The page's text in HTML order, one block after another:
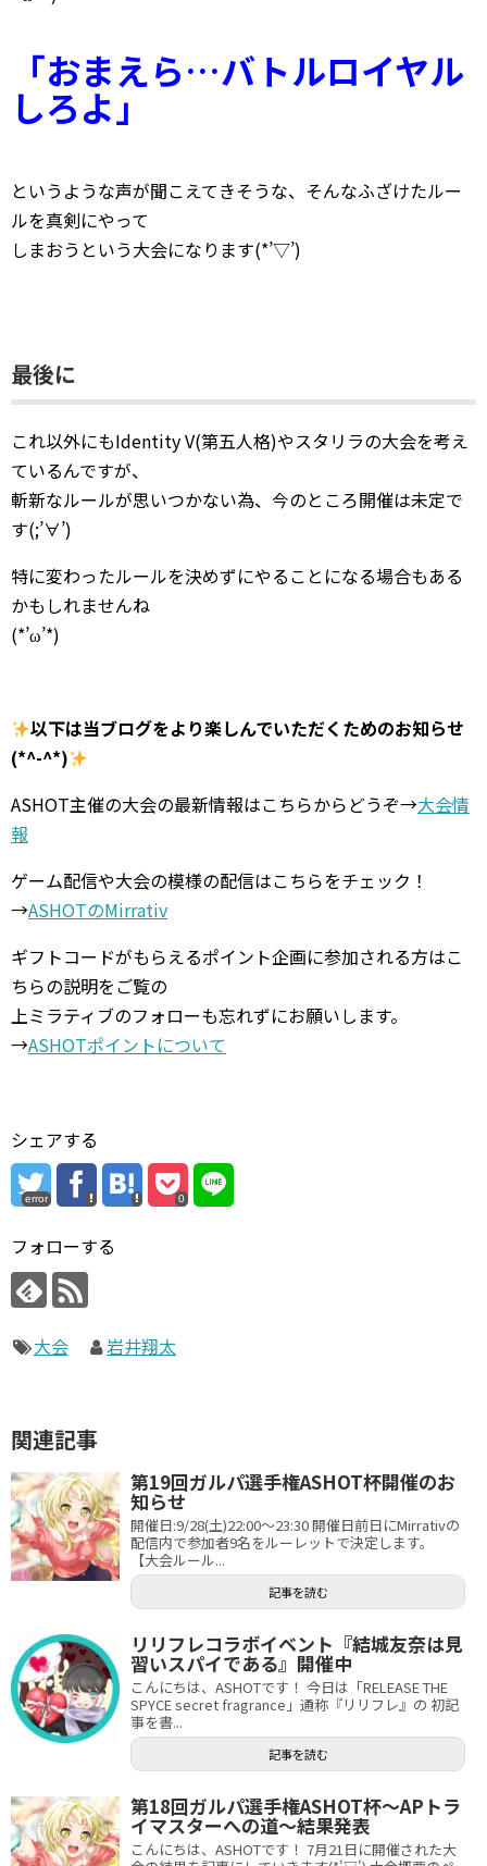
「おまえら…バトルロイヤル
しろよ」
というような声が聞こえてきそうな、そんなふざけたルー
ルを真剣にやって
しまおうという大会になります(*’▽’)
最後に
これ以外にもIdentity V(第五人格)やスタリラの大会を考え
ているんですが、
斬新なルールが思いつかない為、今のところ開催は未定で
す(;’∀’)
特に変わったルールを決めずにやることになる場合もある
かもしれませんね
(*’ω’*)
以下は当ブログをより楽しんでいただくためのお知らせ
(*^-^*)
ASHOT主催の大会の最新情報はこちらからどうぞ→大会情
報
ゲーム配信や大会の模様の配信はこちらをチェック！
→ASHOTのMirrativ
ギフトコードがもらえるポイント企画に参加される方はこ
ちらの説明をご覧の
上ミラティブのフォローも忘れずにお願いします。
→ASHOTポイントについて
シェアする
error 0
フォローする
大会 岩井翔太
関連記事
第19回ガルパ選手権ASHOT杯開催のお
知らせ
開催日:9/28(土)22:00～23:30 開催日前日にMirrativの
配信内で参加者9名をルーレットで決定します。
【大会ルール...
記事を読む
リリフレコラボイベント『結城友奈は見
習いスパイである』開催中
こんにちは、ASHOTです！ 今日は「RELEASE THE
SPYCE secret fragrance」通称『リリフレ』の 初記
事を書...
記事を読む
第18回ガルパ選手権ASHOT杯～APトラ
イマスターへの道～結果発表
こんにちは、ASHOTです！ 7月21日に開催された大